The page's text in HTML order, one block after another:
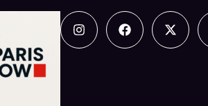
InstagramFacebookX-
twitter